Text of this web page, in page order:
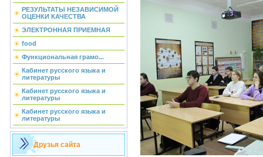
РЕЗУЛЬТАТЫ НЕЗАВИСИМОЙ
ОЦЕНКИ КАЧЕСТВА
ЭЛЕКТРОННАЯ ПРИЕМНАЯ
food
Функциональная грамо...
Кабинет русского языка и
литературы
Кабинет русского языка и
литературы
Кабинет русского языка и
литературы
Друзья сайта